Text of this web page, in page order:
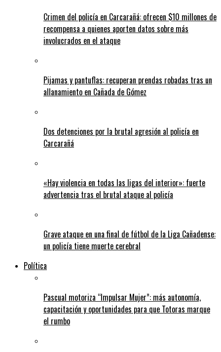
Crimen del policía en Carcarañá: ofrecen $10 millones de
recompensa a quienes aporten datos sobre más
involucrados en el ataque
Pijamas y pantuflas: recuperan prendas robadas tras un
allanamiento en Cañada de Gómez
Dos detenciones por la brutal agresión al policía en
Carcarañá
«Hay violencia en todas las ligas del interior»: fuerte
advertencia tras el brutal ataque al policía
Grave ataque en una final de fútbol de la Liga Cañadense:
un policía tiene muerte cerebral
Política
Pascual motoriza “Impulsar Mujer”: más autonomía,
capacitación y oportunidades para que Totoras marque
el rumbo